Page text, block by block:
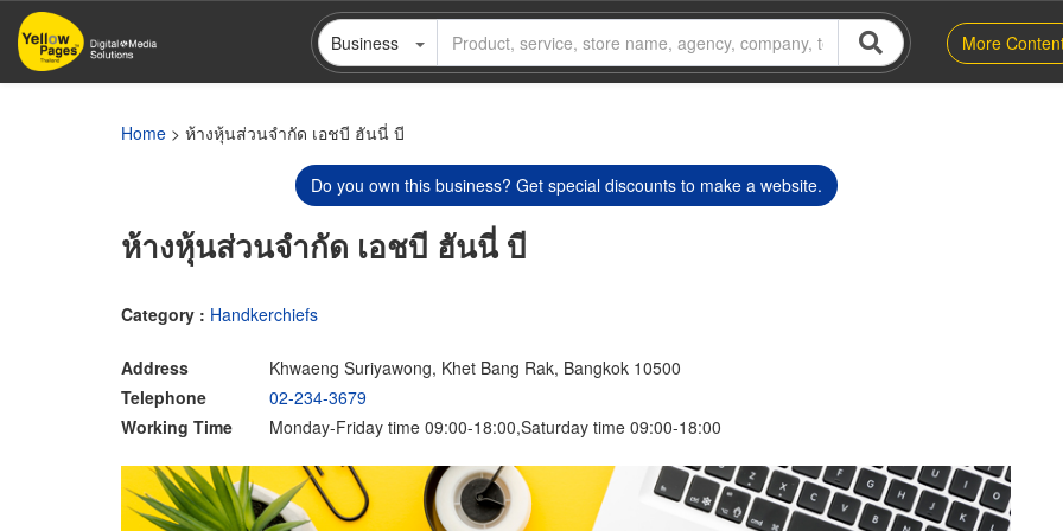
Skip
main
Business More
Home > ห้างหุ้นส่วนจำกัด เอชบี ฮันนี่ บี
Do you own this business? Get special discounts to make a website.
ห้างหุ้นส่วนจำกัด เอชบี ฮันนี่ บี
Category : Handkerchiefs
Address
Khwaeng Suriyawong, Khet Bang Rak, Bangkok 10500
Telephone
02-234-3679
Working Time
Monday-Friday time 09:00-18:00,Saturday time 09:00-18:00